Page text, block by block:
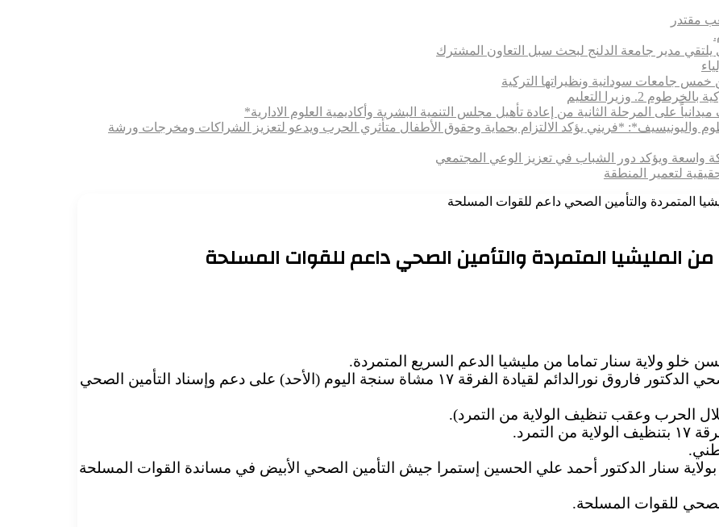
مقتدر
مدير جامعة الدلنج لبحث سبل التعاون المشترك
خمس جامعات سودانية ونظيراتها التركية
وزيرا التعليم
على المرحلة الثانية من إعادة تأهيل مجلس التنمية البشرية وأكاديمية العلوم الادارية*
واليونيسيف*: *​فريني يؤكد الالتزام بحماية وحقوق الأطفال متأثري الحرب ويدعو لتعزيز الشراكات ومخرجات ورشة
واسعة ويؤكد دور الشباب في تعزيز الوعي المجتمعي
لتعمير المنطقة
واثنى خلال زيارة المدير العام للصندوق القومي للتأمين الصحي الدكتور فاروق نورالدائم لقيادة الفرقة ١٧ مشاة سنجة اليوم (الأحد) على دعم وإسناد التأمين الصحي
الحرب وعقب تنظيف الولاية من التمرد).
سنار الدكتور أحمد علي الحسين إستمرا جيش التأمين الصحي الأبيض في مساندة القوات المسلحة
للقوات المسلحة.